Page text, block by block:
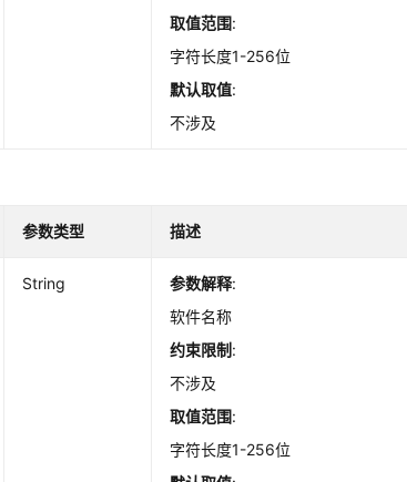
取值范围:
字符长度1-256位
默认取值:
不涉及
参数类型 描述
String 参数解释:
软件名称
约束限制 :
不涉及
取值范围:
字符长度1-256位